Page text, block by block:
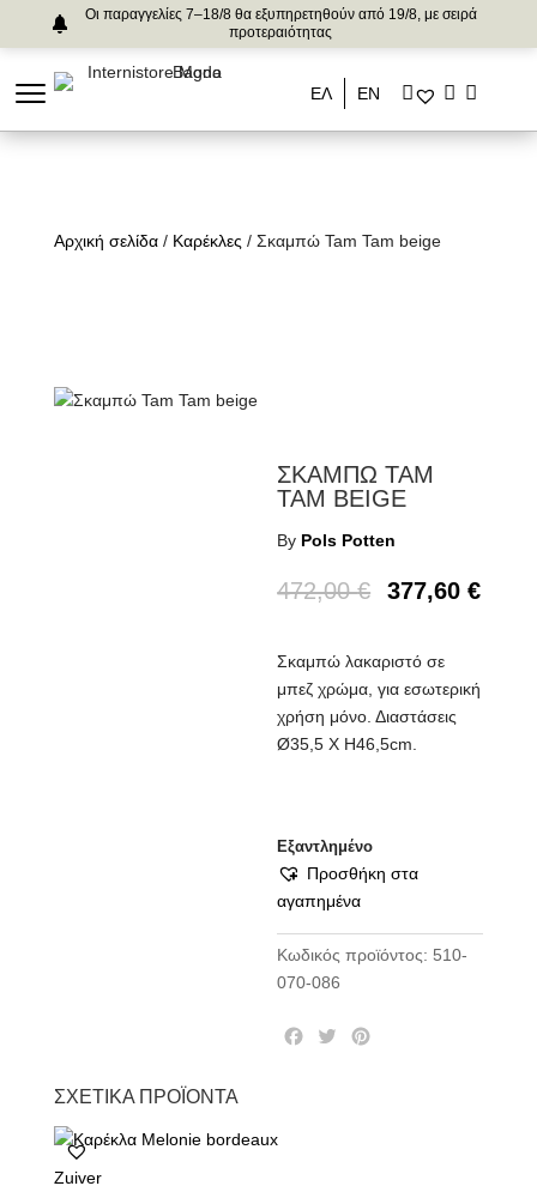
Οι παραγγελίες 7–18/8 θα εξυπηρετηθούν από 19/8, με σειρά
προτεραιότητας
ΕΛ ΕΝ
Αρχική σελίδα/ Καρέκλες / Σκαμπώ Tam Tam beige
ΣΚΑΜΠΩ TAM
TAM BEIGE
By Pols Potten
472,00€ 377,60€
Σκαμπώ λακαριστό σε
μπεζ χρώμα, για εσωτερική
χρήση μόνο. Διαστάσεις
Ø35,5 Χ H46,5cm.
Εξαντλημένο
Προσθήκη στα
αγαπημένα
Κωδικός προϊόντος: 510-
070-086
T
ΣΧΕΤΙΚΆ ΠΡΟΪΌΝΤΑ
Zuiver